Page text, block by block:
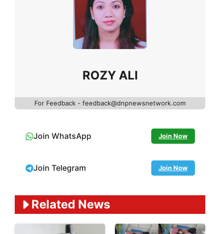
ROZY ALI
For Feedback - feedback@dnpnewsnetwork.com
Join WhatsApp Join Now
Join Telegram Join Now
Related News